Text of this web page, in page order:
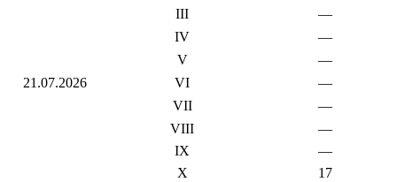
21.07.2026
III
—
IV
—
V
—
VI
—
VII
—
VIII
—
IX
—
X
17